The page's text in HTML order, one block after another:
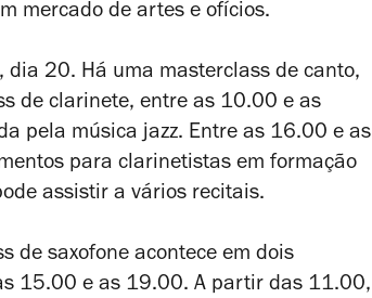
mercado de artes e ofícios.
20. Há uma masterclass de canto,
de clarinete, entre as 10.00 e as
pela música jazz. Entre as 16.00 e as
para clarinetistas em formação
assistir a vários recitais.
de saxofone acontece em dois
15.00 e as 19.00. A partir das 11.00,